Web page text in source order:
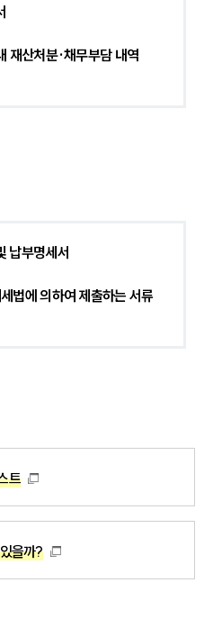
재산처분·채무부담 내역
납부명세서
법에 의하여 제출하는 서류
트
을까?